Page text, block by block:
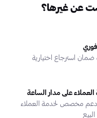
عن غيرها؟
فوري
استرجاع اختيارية
على مدار الساعة
مخصص لخدمة العملاء